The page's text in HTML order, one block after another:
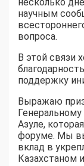
научным
вопроса.
В этой связи
поддержку
Выражаю
Азуле,
форуме. Мы
вклад в
Казахстаном